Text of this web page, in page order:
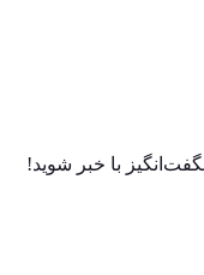
با خبر شوید!